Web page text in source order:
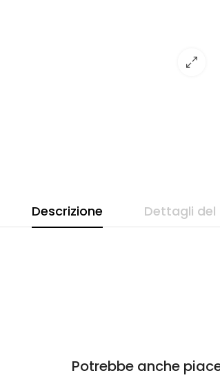
Descrizione Dettagli
Potrebbe anche